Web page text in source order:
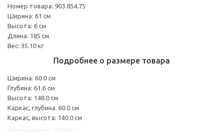
Номер товара: 903.854.75
Ширина: 61 см
Высота: 6 см
Длина: 185 см
Вес: 35.10 кг
Подробнее о размере товара
Ширина: 60.0 см
Глубина: 61.6 см
Высота: 148.0 см
Каркас, глубина: 60.0 см
Каркас, высота: 140.0 см